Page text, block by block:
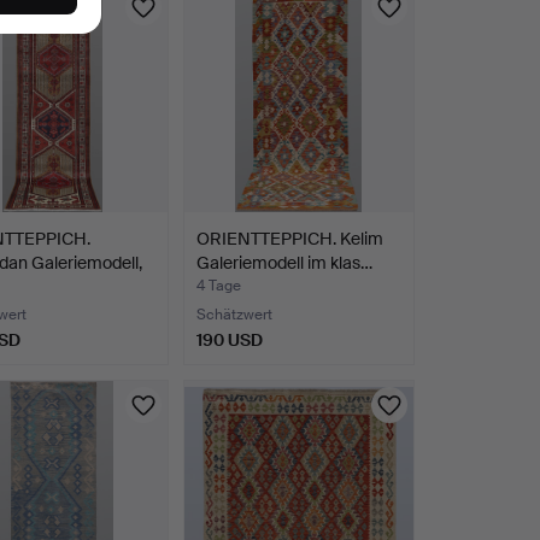
Galeriemodell,
ORIENTTEPPICH. Kelim
Galeriemodell im klas…
4 Tage
Schätzwert
190 USD